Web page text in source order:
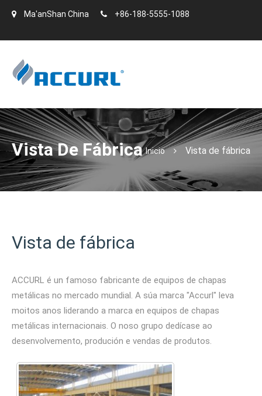
Ma'anShan China +86-188-5555-1088
Vista De Fábrica Inicio Vista de fábrica
Vista de fábrica
ACCURL é un famoso fabricante de equipos de chapas
metálicas no mercado mundial. A súa marca "Accurl" leva
moitos anos liderando a marca en equipos de chapas
metálicas internacionais. O noso grupo dedícase ao
desenvolvemento, produción e vendas de produtos.